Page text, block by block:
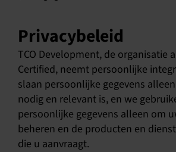
Privacybeleid
TCO Development, de organisatie
Certified, neemt persoonlijke
slaan persoonlijke gegevens
nodig en relevant is, en we
persoonlijke gegevens alleen om
beheren en de producten en
die u aanvraagt.